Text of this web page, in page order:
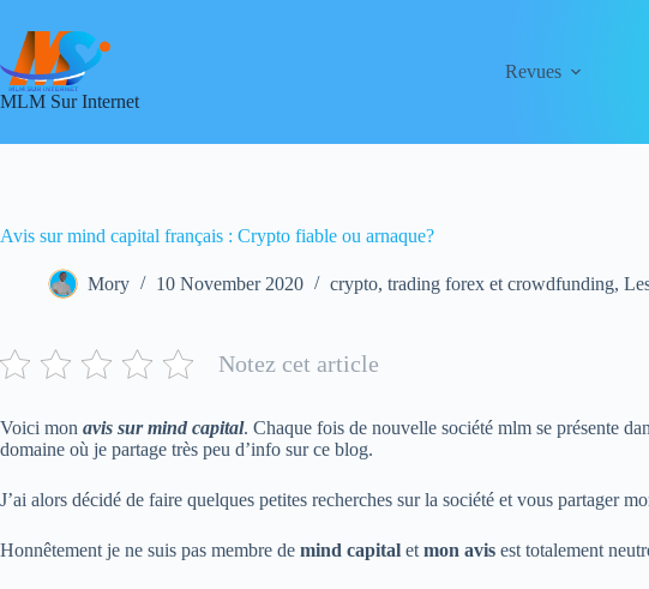
content
MLM Sur Internet
Revues
Avis sur mind capital français : Crypto fiable ou arnaque?
Mory 10 November 2020 crypto, trading forex et crowdfunding,
Notez cet article
Voici mon avis sur mind capital. Chaque fois de nouvelle société mlm se présente
domaine où je partage très peu d’info sur ce blog.
J’ai alors décidé de faire quelques petites recherches sur la société et vous partager
Honnêtement je ne suis pas membre de mind capital et mon avis est totalement